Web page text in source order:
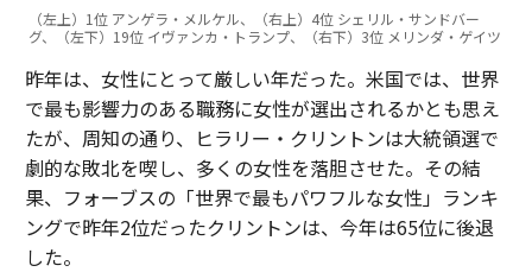
（左上）1位 アンゲラ・メルケル、（右上）4位 シェリル・サンドバー
グ、（左下）19位 イヴァンカ・トランプ、（右下）3位 メリンダ・ゲイツ
昨年は、女性にとって厳しい年だった。米国では、世界
で最も影響力のある職務に女性が選出されるかとも思え
たが、周知の通り、ヒラリー・クリントンは大統領選で
劇的な敗北を喫し、多くの女性を落胆させた。その結
果、フォーブスの「世界で最もパワフルな女性」ランキ
ングで昨年2位だったクリントンは、今年は65位に後退
した。